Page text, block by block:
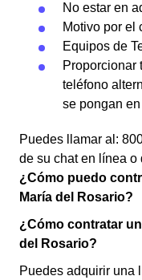
No estar en
Motivo por el
Equipos de
Proporcionar
teléfono
se pongan
Puedes llamar al:
de su chat en línea o
¿Cómo puedo
María del Rosario?
¿Cómo contratar
del Rosario?
Puedes adquirir una